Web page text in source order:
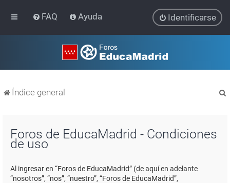
FAQ Ayuda Identificarse
Índice general
Foros de EducaMadrid - Condiciones
de uso
Al ingresar en “Foros de EducaMadrid” (de aquí en adelante
“nosotros”, “nos”, “nuestro”, “Foros de EducaMadrid”,